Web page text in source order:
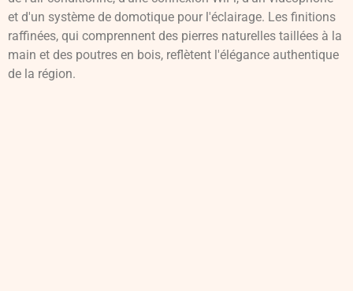
et d'un système de domotique pour l'éclairage. Les finitions
raffinées, qui comprennent des pierres naturelles taillées à la
main et des poutres en bois, reflètent l'élégance authentique
de la région.